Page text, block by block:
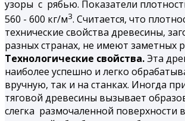
узоры с рябью. Показатели
560 - 600 кг/м3. Считается, что
технические свойства древесины,
разных странах, не имеют заметных
Технологические свойства.Эта
наиболее успешно и легко
вручную, так и на станках. Иногда
тяговой древесины вызывает
слегка размочаленной поверхности